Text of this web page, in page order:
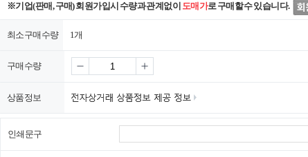
※기업(판매, 구매) 회원가입시 수량과 관계없이 도매가로 구매할 수 있습니다.
최소구매수량 1개
구매수량
상품정보
인쇄문구